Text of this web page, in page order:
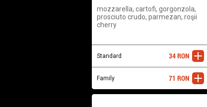
mozzarella, cartofi, gorgonzola,
prosciuto crudo, parmezan, roşii
cherry
Standard adaugă
34RON
Family adaugă
71 RON